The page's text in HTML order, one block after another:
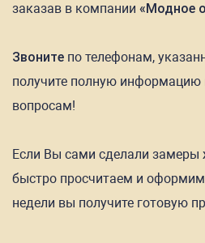
заказав в компании «Модное
Звоните по телефонам,
получите полную
вопросам!
Если Вы сами сделали
быстро просчитаем и
недели вы получите готовую